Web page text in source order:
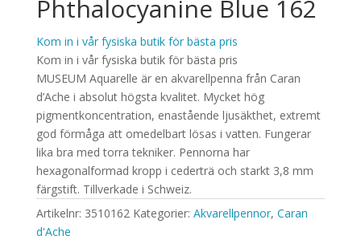
Phthalocyanine Blue 162
Kom in i vår fysiska butik för bästa pris
Kom in i vår fysiska butik för bästa pris
MUSEUM Aquarelle är en akvarellpenna från Caran
d’Ache i absolut högsta kvalitet. Mycket hög
pigmentkoncentration, enastående ljusäkthet, extremt
god förmåga att omedelbart lösas i vatten. Fungerar
lika bra med torra tekniker. Pennorna har
hexagonalformad kropp i cederträ och starkt 3,8 mm
färgstift. Tillverkade i Schweiz.
Artikelnr: 3510162 Kategorier: Akvarellpennor, Caran
d'Ache